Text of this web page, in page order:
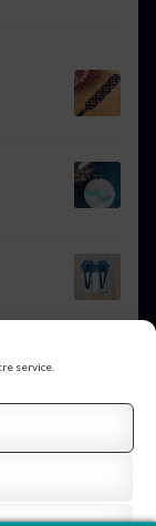
service.
&